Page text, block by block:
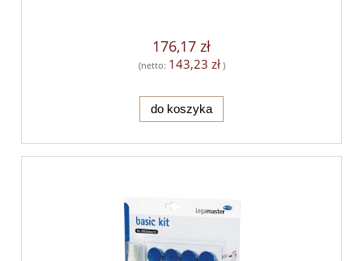
176,17 zł
(netto: 143,23 zł)
do koszyka